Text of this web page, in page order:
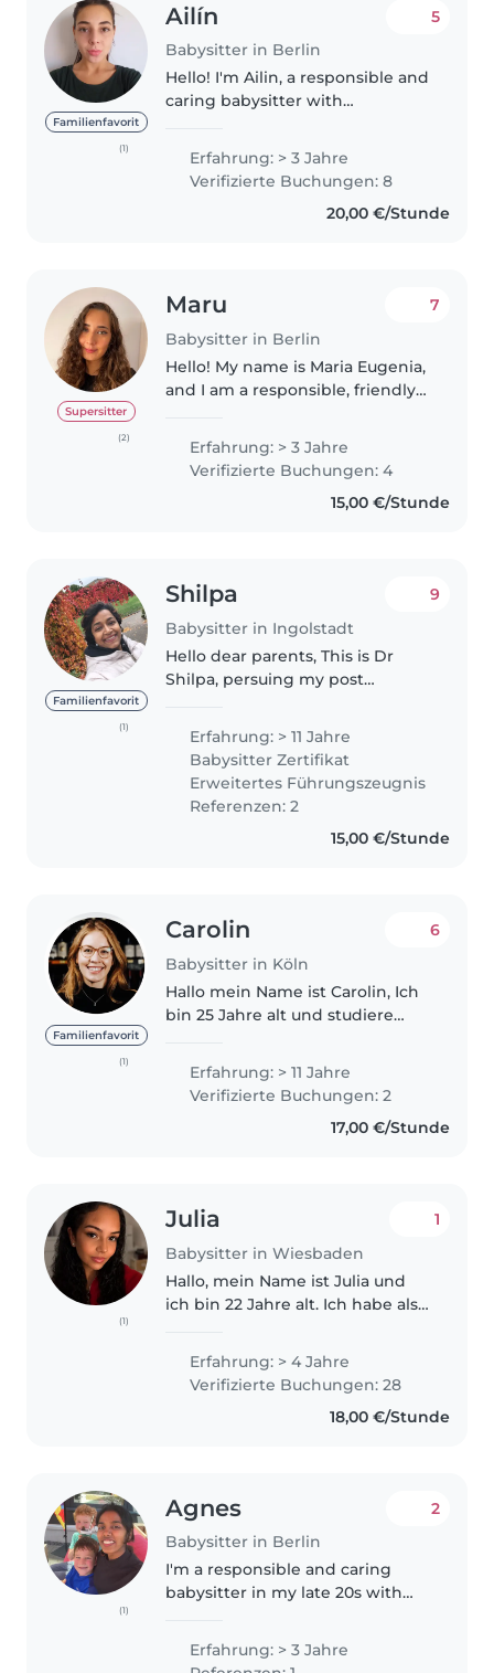
Familienfavorit
(1)
Ailín
Babysitter in Berlin
5
Hello! I'm Ailin, a responsible and
caring babysitter with
children aged 2 to 8. I enjoy
creating a safe, calm and fun
environment, supporting daily
Erfahrung: > 3 Jahre
Verifizierte Buchungen: 8
20,00 €/Stunde
Supersitter
(2)
Maru
Babysitter in Berlin
7
Hello! My name is Maria Eugenia,
and I am a responsible, friendly
Neukölln, Berlin. I have
experience working with
children as both a babysitter
Erfahrung: > 3 Jahre
Verifizierte Buchungen: 4
15,00 €/Stunde
Familienfavorit
(1)
Shilpa
Babysitter in Ingolstadt
9
Hello dear parents, This is Dr
Shilpa, persuing my post
management here in Germany.I
have 2 sons ( grown ups) & have
experience babysitting children
of age..
Erfahrung: > 11 Jahre
Babysitter Zertifikat
Erweitertes Führungszeugnis
Referenzen: 2
15,00 €/Stunde
Familienfavorit
(1)
Carolin
Babysitter in Köln
6
Hallo mein Name ist Carolin, Ich
bin 25 Jahre alt und studiere
Lebensjahr babysitte Ich für
Familien mit Kindern
verschiedener Altersgruppen,
bei manchen Familien..
Erfahrung: > 11 Jahre
Verifizierte Buchungen: 2
17,00 €/Stunde
(1)
Julia
Babysitter in Wiesbaden
1
Hallo, mein Name ist Julia und
ich bin 22 Jahre alt. Ich habe als
Kindermannschaften trainiert
und dabei gelernt,
Verantwortung zu übernehmen
Erfahrung: > 4 Jahre
Verifizierte Buchungen: 28
18,00 €/Stunde
(1)
Agnes
Babysitter in Berlin
2
I'm a responsible and caring
babysitter in my late 20s with
looking after children of all ages.
I'm currently pursuing a master's
Erfahrung: > 3 Jahre